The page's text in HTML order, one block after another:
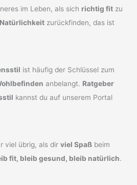
im Leben, als sich richtig fit zu
Natürlichkeit zurückfinden, das ist
ist häufig der Schlüssel zum
anbelangt. Ratgeber
kannst du auf unserem Portal
viel übrig, als dirviel Spaß beim
fit, bleib gesund, bleib natürlich.